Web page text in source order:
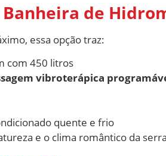
de
essa opção traz:
com 450 litros
vibroterápica
quente e frio
e o clima romântico da